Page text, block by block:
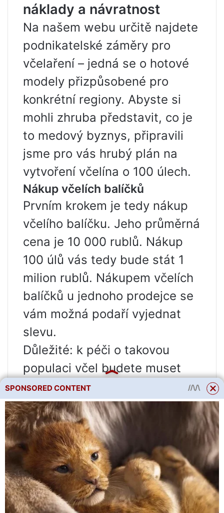
náklady a návratnost
Na našem webu určitě najdete
podnikatelské záměry pro
včelaření – jedná se o hotové
modely přizpůsobené pro
konkrétní regiony. Abyste si
mohli zhruba představit, co je
to medový byznys, připravili
jsme pro vás hrubý plán na
vytvoření včelína o 100 úlech.
Nákup včelích balíčků
Prvním krokem je tedy nákup
včelího balíčku. Jeho průměrná
cena je 10 000 rublů. Nákup
100 úlů vás tedy bude stát 1
milion rublů. Nákupem včelích
balíčků u jednoho prodejce se
vám možná podaří vyjednat
slevu.
Důležité: k péči o takovou
populaci včel budete muset
okamžitě najmout pomocníky.
Vyžaduje se také cestování na
rozkvetlá pole, což znamená
nákup a vybavení dodávky.
Jak vybrat úlový systém
Druhým důležitým bodem je
výběr úlového systému.
SPONSORED CONTENT